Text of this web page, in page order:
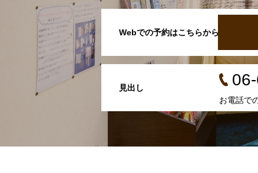
Webでの予約はこちらから
見出し
お電話で